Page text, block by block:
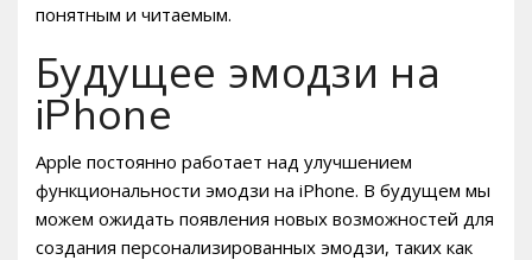
понятным и читаемым.
Будущее эмодзи на
iPhone
Apple постоянно работает над улучшением
функциональности эмодзи на iPhone. В будущем мы
можем ожидать появления новых возможностей для
создания персонализированных эмодзи, таких как